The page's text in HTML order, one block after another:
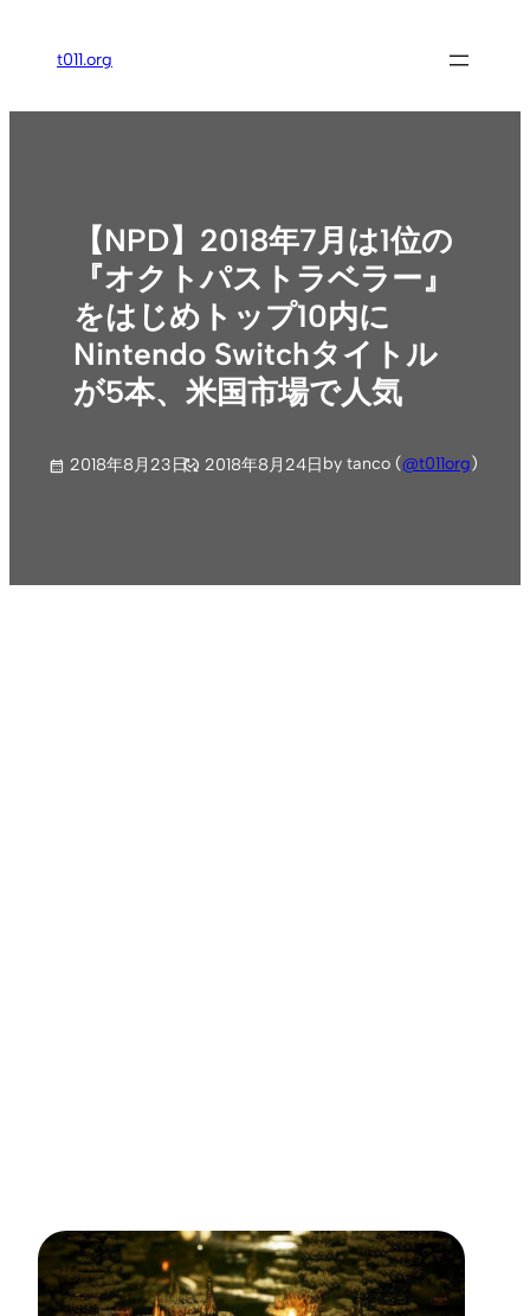
ス
t011.org
【NPD】2018年7月は1位の
『オクトパストラベラー』
をはじめトップ10内に
Nintendo Switchタイトル
が5本、米国市場で人気
2018年8月23日 2018年8月24日by tanco (@t011org)